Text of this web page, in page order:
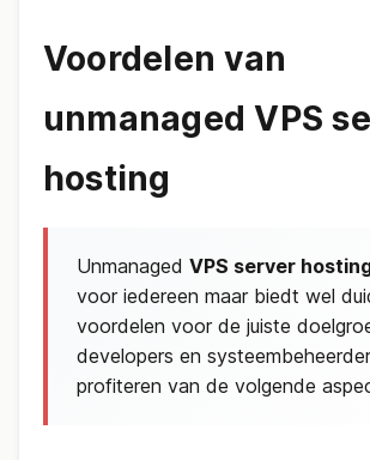
Voordelen van
unmanaged VPS
hosting
Unmanaged VPS server
voor iedereen maar biedt wel
voordelen voor de juiste
developers en
profiteren van de volgende